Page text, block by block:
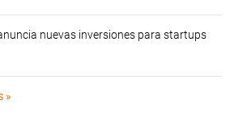
nuevas inversiones para startups
»